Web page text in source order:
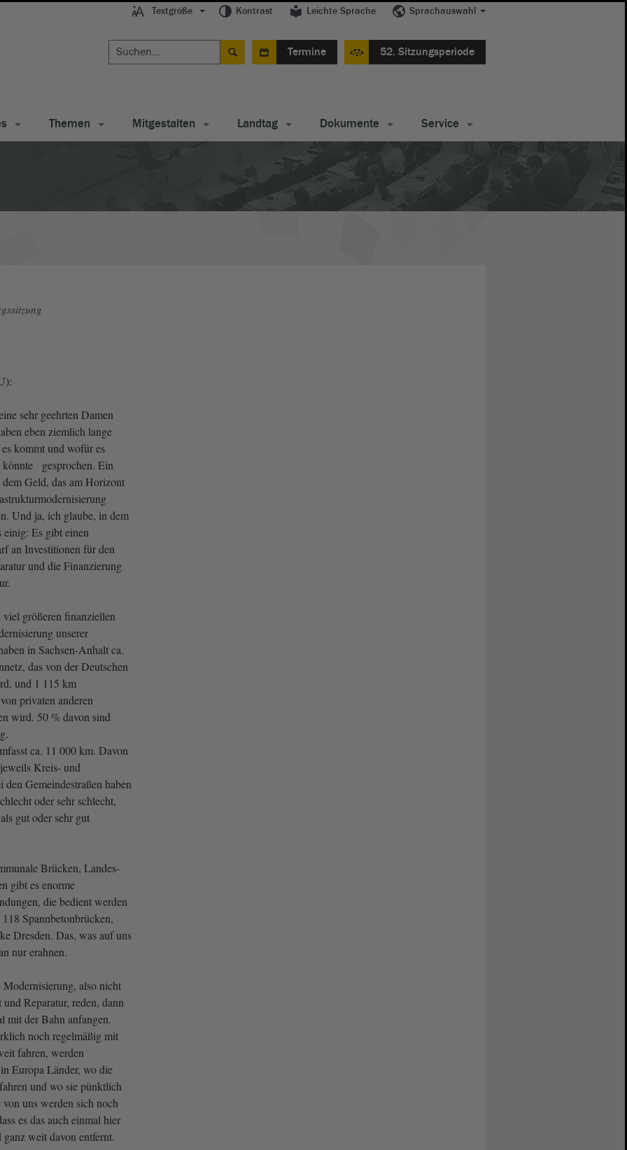
Textgröße Kontrast Leichte Sprache Sprachauswahl
Termine 52. Sitzungsperiode
Themen Mitgestalten Landtag Dokumente Service
sehr geehrten Damen
eben ziemlich lange
kommt und wofür es
könnte gesprochen. Ein
Geld, das am Horizont
Und ja, ich glaube, in dem
Es gibt einen
an Investitionen für den
und die Finanzierung
größeren finanziellen
unserer
in Sachsen-Anhalt ca.
das von der Deutschen
und 1 115 km
privaten anderen
wird. 50 % davon sind
ca. 11 000 km. Davon
Kreis- und
den Gemeindestraßen haben
oder sehr schlecht,
gut oder sehr gut
Brücken, Landes-
gibt es enorme
die bedient werden
Spannbetonbrücken,
Dresden. Das, was auf uns
nur erahnen.
also nicht
Reparatur, reden, dann
mit der Bahn anfangen.
noch regelmäßig mit
fahren, werden
Europa Länder, wo die
und wo sie pünktlich
uns werden sich noch
es das auch einmal hier
weit davon entfernt.